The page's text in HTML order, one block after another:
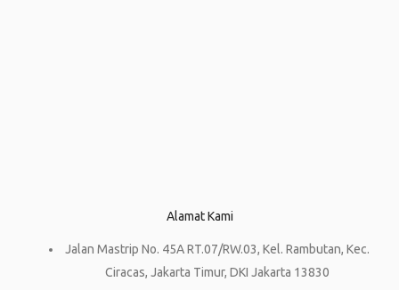
Alamat Kami
Jalan Mastrip No. 45A RT.07/RW.03, Kel. Rambutan, Kec.
Ciracas, Jakarta Timur, DKI Jakarta 13830